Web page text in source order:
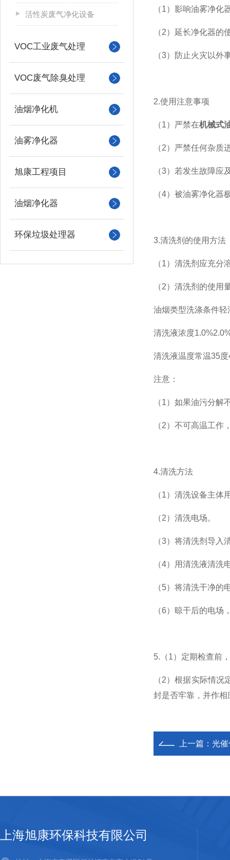
活性炭废气净化设备
VOC工业废气处理
VOC废气除臭处理
油烟净化机
油雾净化器
旭康工程项目
油烟净化器
环保垃圾处理器
（1）影响油雾净化
（2）延长净化器的
（3）防止火灾以外
2.使用注意事项
（1）严禁在机械式
（2）严禁任何杂质
（3）若发生故障应
（4）被油雾净化器
3.清洗剂的使用方法
（1）清洗剂应充分
（2）清洗剂的使用
油烟类型洗涤条件
清洗液浓度
清洗液温度常温35
注意：
（1）如果油污分解
（2）不可高温工作
4.清洗方法
（1）清洗设备主体
（2）清洗电场。
（3）将清洗剂导入
（4）用清洗液清洗
（5）将清洗干净的
（6）晾干后的电
5.（1）定期检查前
（2）根据实际情
封是否牢靠，并作相
上一篇： 光
上海旭康环保科技有限公司